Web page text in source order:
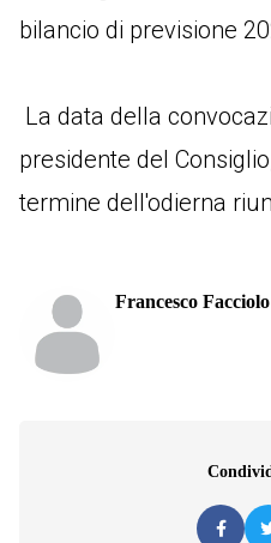
bilancio di previsione
La data della
presidente del
termine dell'odierna
Francesco Facciolo